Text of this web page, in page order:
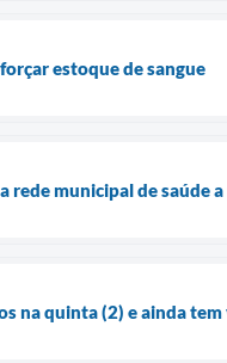
estoque de sangue
rede municipal de saúde
na quinta (2) e ainda